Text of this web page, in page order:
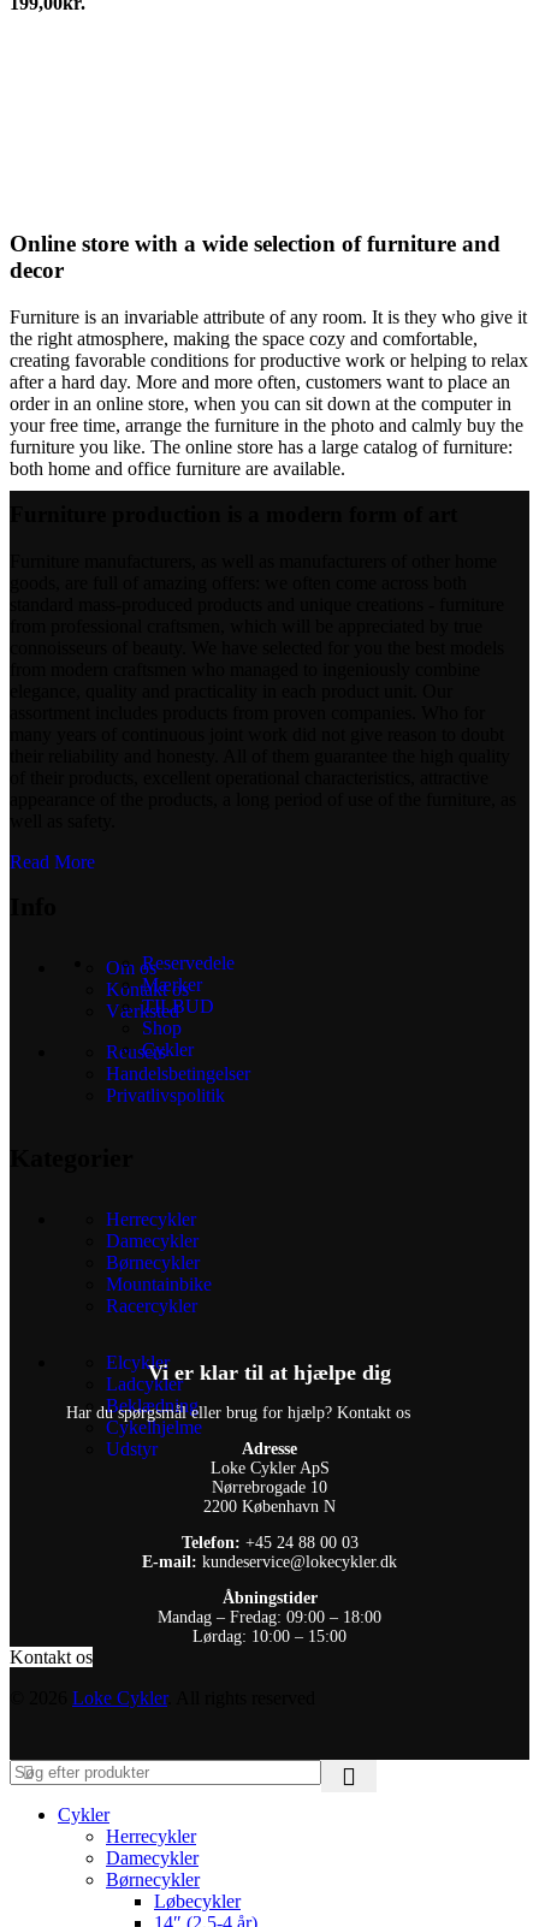
Online store with a wide selection of furniture and
decor
Furniture is an invariable attribute of any room. It is they who give it
the right atmosphere, making the space cozy and comfortable,
creating favorable conditions for productive work or helping to relax
after a hard day. More and more often, customers want to place an
order in an online store, when you can sit down at the computer in
your free time, arrange the furniture in the photo and calmly buy the
furniture you like. The online store has a large catalog of furniture:
both home and office furniture are available.
Read More
Om os
Kontakt os
Værksted
Reusers
Handelsbetingelser
Privatlivspolitik
Herrecykler
Damecykler
Børnecykler
Mountainbike
Racercykler
Elcykler
Ladcykler
Beklædning
Cykelhjelme
Udstyr
Reservedele
Mærker
TILBUD
Shop
Cykler
Vi er klar til at hjælpe dig
Har du spørgsmål eller brug for hjælp? Kontakt os
Adresse
Loke Cykler ApS
Nørrebrogade 10
2200 København N
Telefon: +45 24 88 00 03
E-mail: kundeservice@lokecykler.dk
Åbningstider
Mandag – Fredag: 09:00 – 18:00
Lørdag: 10:00 – 15:00
Kontakt os
Loke Cykler. All rights reserved
Cykler
Herrecykler
Damecykler
Børnecykler
Løbecykler
14″ (2,5-4 år)